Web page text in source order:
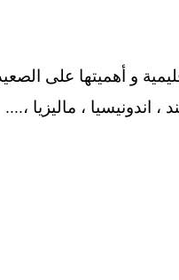
و أهميتها على
اندونيسيا ، ماليزيا ،....